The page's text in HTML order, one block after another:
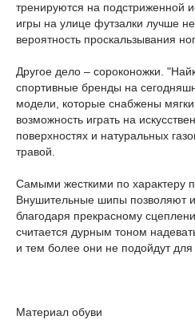
тренируются на подстриженной
игры на улице футзалки лучше
вероятность проскальзывания
Другое дело – сороконожки.
спортивные бренды на
модели, которые снабжены
возможность играть на
поверхностях и натуральных
травой.
Самыми жесткими по характеру
Внушительные шипы позволяют
благодаря прекрасному
считается дурным тоном
и тем более они не подойдут
Материал обуви